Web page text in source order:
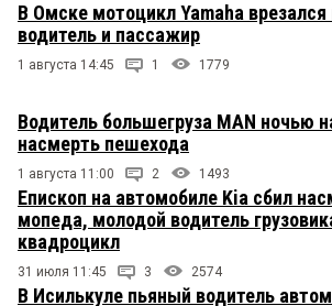
В Омске мотоцикл Yamaha врезался
водитель и пассажир
1 августа 14:45 1 1779
Водитель большегруза MAN ночью
насмерть пешехода
1 августа 11:00 2 1493
Епископ на автомобиле Kia сбил
мопеда, молодой водитель
квадроцикл
31 июля 11:45 3 2574
В Исилькуле пьяный водитель